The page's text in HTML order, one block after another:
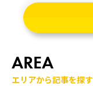
AREA
エリアから記事を探す